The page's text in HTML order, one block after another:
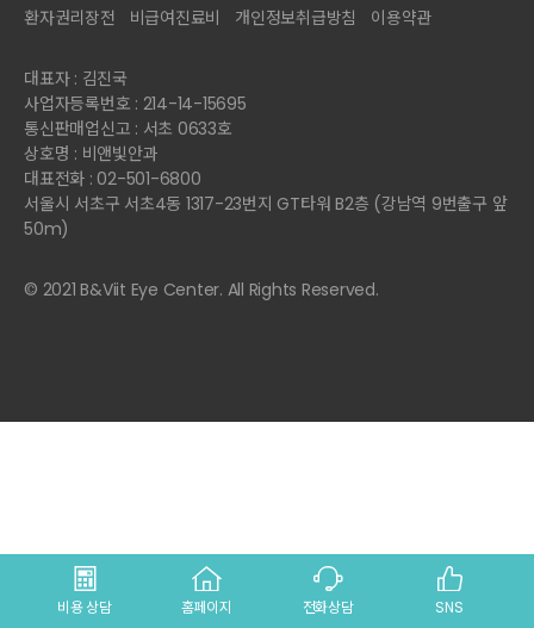
비용 상담 홈페이지 전화상담 SNS
환자권리장전 비급여진료비 개인정보취급방침 이용약관
대표자 : 김진국
사업자등록번호 : 214-14-15695
통신판매업신고 : 서초 0633호
상호명 : 비앤빛안과
대표전화 : 02-501-6800
서울시 서초구 서초4동 1317-23번지 GT타워 B2층 (강남역 9번출구 앞
50m)
© 2021 B&Viit Eye Center. All Rights Reserved.